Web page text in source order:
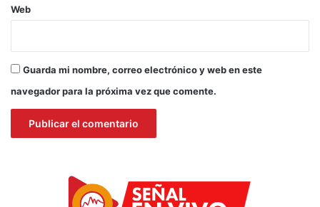
Web
Guarda mi nombre, correo electrónico y web en este
navegador para la próxima vez que comente.